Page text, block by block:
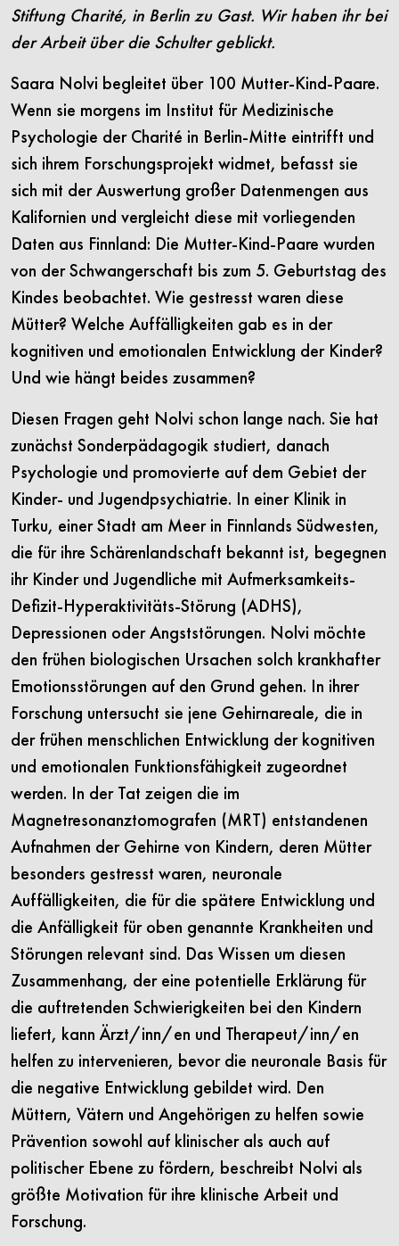
Stiftung Charité, in Berlin zu Gast. Wir haben ihr bei
der Arbeit über die Schulter geblickt.
Saara Nolvi begleitet über 100 Mutter-Kind-Paare.
Wenn sie morgens im Institut für Medizinische
Psychologie der Charité in Berlin-Mitte eintrifft und
sich ihrem Forschungsprojekt widmet, befasst sie
sich mit der Auswertung großer Datenmengen aus
Kalifornien und vergleicht diese mit vorliegenden
Daten aus Finnland: Die Mutter-Kind-Paare wurden
von der Schwangerschaft bis zum 5. Geburtstag des
Kindes beobachtet. Wie gestresst waren diese
Mütter? Welche Auffälligkeiten gab es in der
kognitiven und emotionalen Entwicklung der Kinder?
Und wie hängt beides zusammen?
Diesen Fragen geht Nolvi schon lange nach. Sie hat
zunächst Sonderpädagogik studiert, danach
Psychologie und promovierte auf dem Gebiet der
Kinder- und Jugendpsychiatrie. In einer Klinik in
Turku, einer Stadt am Meer in Finnlands Südwesten,
die für ihre Schärenlandschaft bekannt ist, begegnen
ihr Kinder und Jugendliche mit Aufmerksamkeits-
Defizit-Hyperaktivitäts-Störung (ADHS),
Depressionen oder Angststörungen. Nolvi möchte
den frühen biologischen Ursachen solch krankhafter
Emotionsstörungen auf den Grund gehen. In ihrer
Forschung untersucht sie jene Gehirnareale, die in
der frühen menschlichen Entwicklung der kognitiven
und emotionalen Funktionsfähigkeit zugeordnet
werden. In der Tat zeigen die im
Magnetresonanztomografen (MRT) entstandenen
Aufnahmen der Gehirne von Kindern, deren Mütter
besonders gestresst waren, neuronale
Auffälligkeiten, die für die spätere Entwicklung und
die Anfälligkeit für oben genannte Krankheiten und
Störungen relevant sind. Das Wissen um diesen
Zusammenhang, der eine potentielle Erklärung für
die auftretenden Schwierigkeiten bei den Kindern
liefert, kann Ärzt/inn/en und Therapeut/inn/en
helfen zu intervenieren, bevor die neuronale Basis für
die negative Entwicklung gebildet wird. Den
Müttern, Vätern und Angehörigen zu helfen sowie
Prävention sowohl auf klinischer als auch auf
politischer Ebene zu fördern, beschreibt Nolvi als
größte Motivation für ihre klinische Arbeit und
Forschung.